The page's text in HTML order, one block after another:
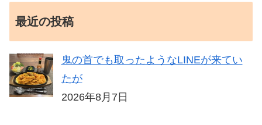
最近の投稿
鬼の首でも取ったようなLINEが来てい
たが
2026年8月7日